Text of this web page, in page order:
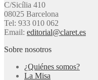
C/Sicília 410
08025 Barcelona
Tel: 933 010 062
Email: editorial@claret.es
Sobre nosotros
¿Quiénes somos?
La Misa